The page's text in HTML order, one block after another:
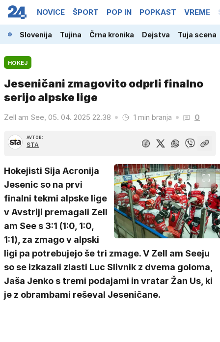
NOVICE ŠPORT POP IN POPKAST VREME
Slovenija Tujina Črna kronika Dejstva Tuja scena
HOKEJ
Jeseničani zmagovito odprli finalno
serijo alpske lige
Zell am See, 05. 04. 2025 22.38 1 min branja 0
AVTOR:
STA
Hokejisti Sija Acronija
Jesenic so na prvi
finalni tekmi alpske lige
v Avstriji premagali Zell
am See s 3:1 (1:0, 1:0,
1:1), za zmago v alpski
ligi pa potrebujejo še tri zmage. V Zell am Seeju
so se izkazali zlasti Luc Slivnik z dvema goloma,
Jaša Jenko s tremi podajami in vratar Žan Us, ki
je z obrambami reševal Jeseničane.